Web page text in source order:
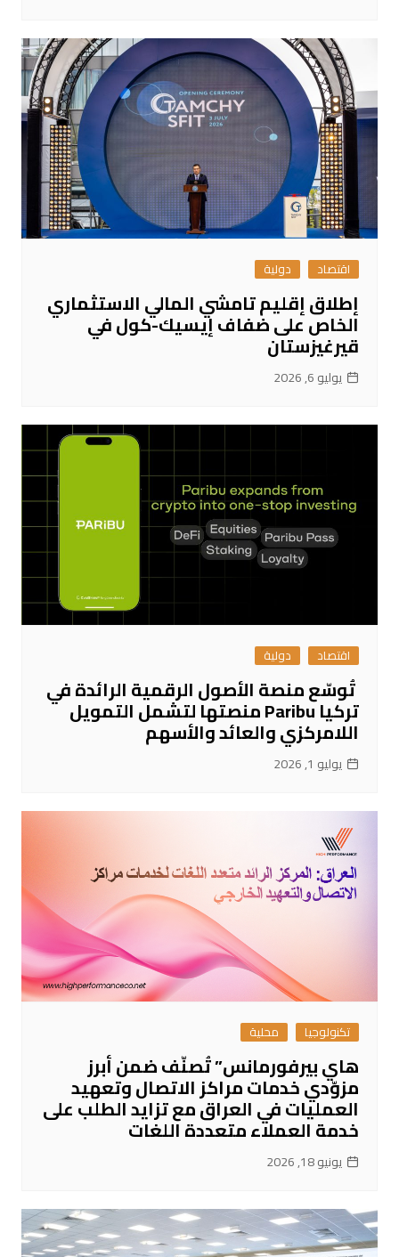
اقتصاد دولية
إطلاق إقليم تامشي المالي الاستثماري
الخاص على ضفاف إيسيك-كول في
قيرغيزستان
يوليو 6, 2026
اقتصاد دولية
تُوسّع منصة الأصول الرقمية الرائدة في
تركيا Paribu منصتها لتشمل التمويل
اللامركزي والعائد والأسهم
يوليو 1, 2026
تكنولوجيا محلية
هاي بيرفورمانس” تُصنّف ضمن أبرز
مزوّدي خدمات مراكز الاتصال وتعهيد
العمليات في العراق مع تزايد الطلب على
خدمة العملاء متعددة اللغات
يونيو 18, 2026